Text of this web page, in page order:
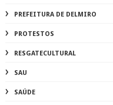
PREFEITURA DE DELMIRO
PROTESTOS
RESGATECULTURAL
SAU
SAÚDE